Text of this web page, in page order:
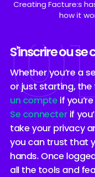
Creating Facture:s
how it
S'inscrire ou se
Whether you’re a
or just starting, the
un compte if
Se connecter if
take your privacy
you can trust that
hands. Once
all the tools and